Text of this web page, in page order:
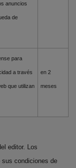
anuncios
de
para
a través
que utilizan
en 2
meses
editor. Los
sus condiciones de